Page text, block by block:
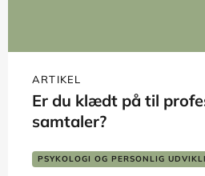
ARTIKEL
Er du klædt på til
samtaler?
PSYKOLOGI OG PERSONLIG